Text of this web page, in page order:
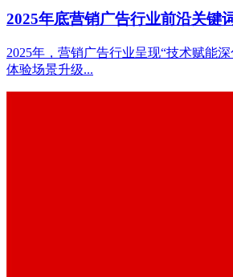
2025年底营销广告行业前沿关键
2025年，营销广告行业呈现“技术赋能深
体验场景升级...